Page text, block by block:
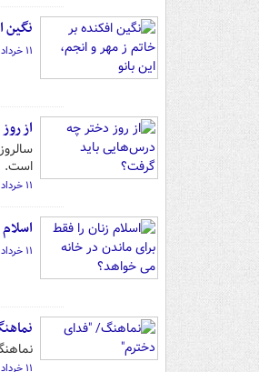
نگین
۱۱ خرداد ۰۱ - ۲۲:۱۵
از
است.
۱۱ خرداد ۰۱ - ۱۹:۲۵
۱۱ خرداد ۰۱ - ۱۵:۲۰
۱۱ خرداد ۰۱ - ۰۹:۴۶